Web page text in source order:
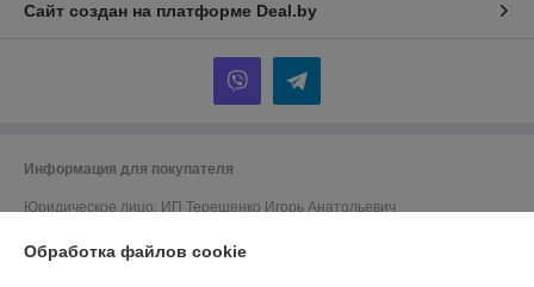
Сайт создан на платформе Deal.by
Информация для покупателя
Юридическое лицо: ИП Терещенко Игорь Анатольевич
Регистрационный номер ЕГР: 101436571
Обработка файлов cookie